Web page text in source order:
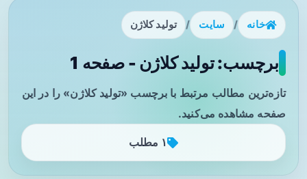
خانه / سایت / تولید کلاژن
برچسب: تولید کلاژن - صفحه 1
تازه‌ترین مطالب مرتبط با برچسب «تولید کلاژن» را در این
صفحه مشاهده می‌کنید.
۱ مطلب